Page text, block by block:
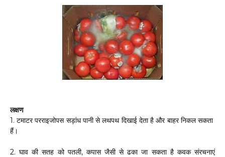
लक्षण
1. टमाटर परराइजोपस सड़ांध पानी से लथपथ दिखाई देता है और बाहर निकल सकता
हैं।
2. घाव की सतह को पतली, कपास जैसी से ढका जा सकता है कवक संरचनाएं